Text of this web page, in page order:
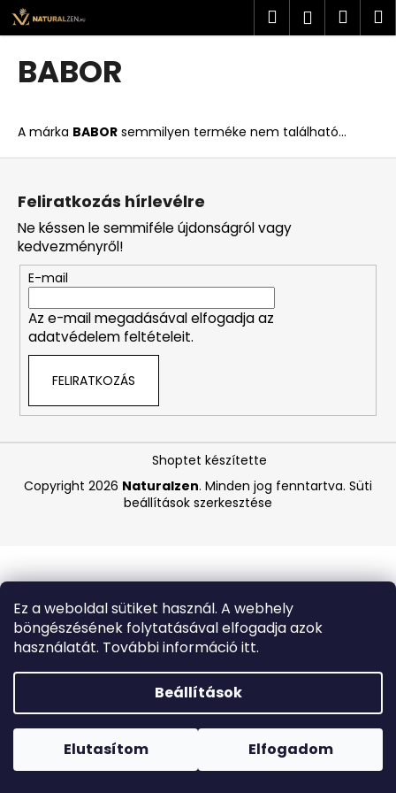
Ez a weboldal sütiket használ. A webhely
böngészésének folytatásával elfogadja azok
használatát. További információ itt.
Beállítások
Elutasítom Elfogadom
Ugrás
fő
tartalomhoz
Forró napokon nem javasoljuk a csomagautomatákba
történő kézbesítést. A magas hőmérsékletre érzékeny
termékek átvételkor nem biztos, hogy optimális állapotban
Keresés
BABOR
A márka BABOR semmilyen terméke nem található...
K
o
i
t
k
e
r
e
s
?
A
á
u
k
BEAUTY
OF
JOSEON
NAPVÉDŐVEL
ÉS
GINSENGGEL,
50+
L
Feliratkozás hírlevélre
Ne késsen le semmiféle újdonságról vagy
kedvezményről!
E-mail
Az e-mail megadásával elfogadja az
adatvédelem feltételeit.
FELIRATKOZÁS
Shoptet készítette
Copyright 2026 Naturalzen. Minden jog fenntartva. Süti
beállítások szerkesztése